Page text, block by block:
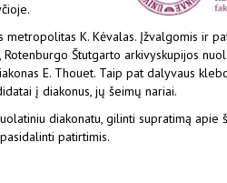
K. Kėvalas. Įžvalgomis ir
Štutgarto arkivyskupijos
E. Thouet. Taip pat dalyvaus
į diakonus, jų šeimų nariai.
diakonatu, gilinti supratimą apie
patirtimis.